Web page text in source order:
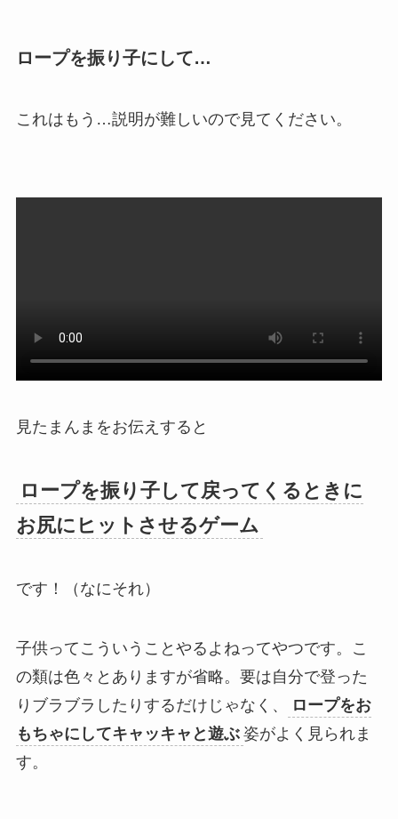
ロープを振り子にして…
これはもう…説明が難しいので見てください。
見たまんまをお伝えすると
ロープを振り子して戻ってくるときに
お尻にヒットさせるゲーム
です！（なにそれ）
子供ってこういうことやるよねってやつです。こ
の類は色々とありますが省略。要は自分で登った
りブラブラしたりするだけじゃなく、
ロープをお
もちゃにしてキャッキャと遊ぶ 姿がよく見られま
す。